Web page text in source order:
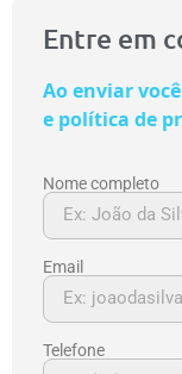
Entre em
Ao enviar
e política de
Nome completo
Email
Telefone